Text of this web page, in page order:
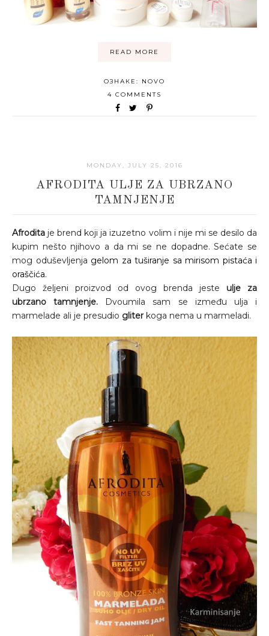
READ MORE
ОЗНАКЕ: NOVO
4 COMMENTS
MONDAY, JULY 25, 2016
AFRODITA ULJE ZA UBRZANO
TAMNJENJE
Afrodita je brend koji ja izuzetno volim i nije mi se desilo da
kupim nešto njihovo a da mi se ne dopadne. Sećate se
mog oduševljenja gelom za tuširanje sa mirisom pistaća i
oraščića.
Dugo željeni proizvod od ovog brenda jeste ulje za
ubrzano tamnjenje. Dvoumila sam se između ulja i
marmelade ali je presudio gliterkoga nema u marmeladi.